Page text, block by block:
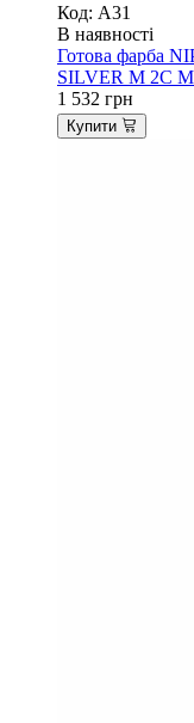
Код: A31
В наявності
Готова фарба
SILVER M 2C
1 532 грн
Купити